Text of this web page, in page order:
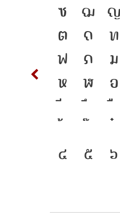
ซ
ฌ ญ
ต
ถ ท
ฟ
ภ ม
ห
ฬ อ
๔
๕ ๖